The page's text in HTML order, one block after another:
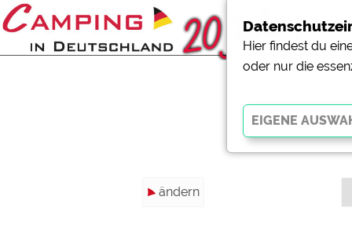
57
ändern
Hier findest du
oder nur die
Essenzielle Cookies
der Website dringend